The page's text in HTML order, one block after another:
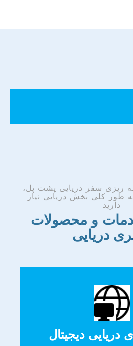
ریزی سفر دریایی پشت پل،
طور کلی بخش دریایی نیاز
دارید
و محصولات
دریایی
دریایی دیجیتال